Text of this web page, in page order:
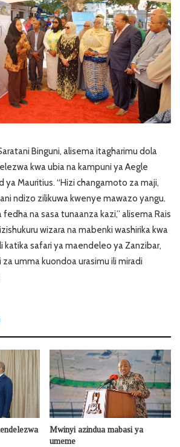
Binguni, alisema itagharimu dola
kwa ubia na kampuni ya Aegle
ya Mauritius. “Hizi changamoto za maji,
ndizo zilikuwa kwenye mawazo yangu.
na sasa tunaanza kazi,” alisema Rais
wizara na mabenki washirika kwa
katika safari ya maendeleo ya Zanzibar,
za umma kuondoa urasimu ili miradi
Mwinyi azindua mabasi ya
umeme